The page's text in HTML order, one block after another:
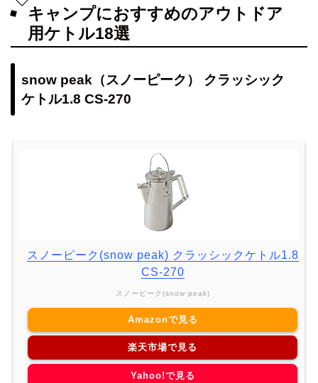
キャンプにおすすめのアウトドア
用ケトル18選
snow peak（スノーピーク） クラッシック
ケトル1.8 CS-270
スノーピーク(snow peak) クラッシックケトル1.8
CS-270
スノーピーク(snow peak)
Amazonで見る
楽天市場で見る
Yahoo!で見る